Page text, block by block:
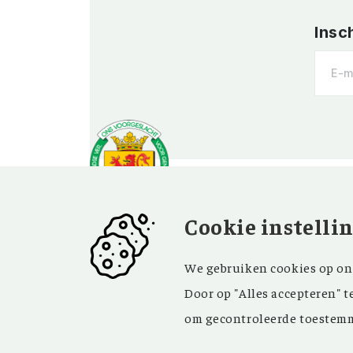
OVER OV
CONTACT
Contact
Bezoekadres
Cookie
We gebruiken cookies op
Door op "Alles accepteren"
om gecontroleerde